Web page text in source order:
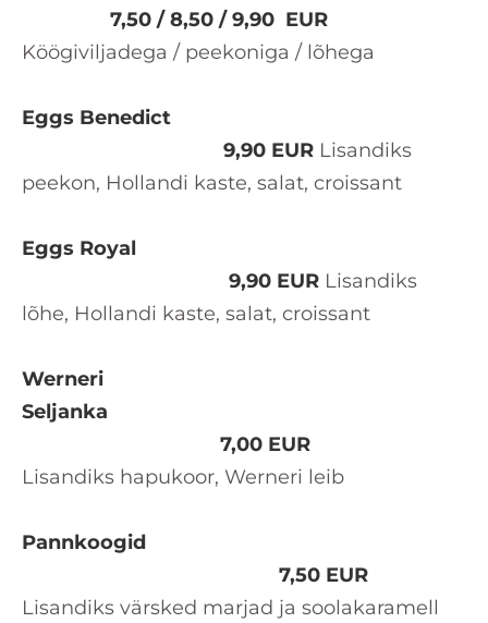
7,50 / 8,50 / 9,90 EUR
Köögiviljadega / peekoniga / lõhega
Eggs Benedict
9,90 EUR Lisandiks
peekon, Hollandi kaste, salat, croissant
Eggs Royal
9,90 EUR Lisandiks
lõhe, Hollandi kaste, salat, croissant
Werneri
Seljanka
7,00 EUR
Lisandiks hapukoor, Werneri leib
Pannkoogid
7,50 EUR
Lisandiks värsked marjad ja soolakaramell